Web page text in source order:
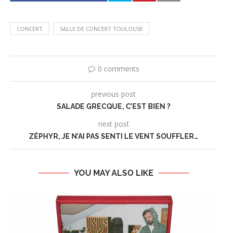
CONCERT SALLE DE CONCERT TOULOUSE
0 comments
previous post
SALADE GRECQUE, C’EST BIEN ?
next post
ZÉPHYR, JE N’AI PAS SENTI LE VENT SOUFFLER…
YOU MAY ALSO LIKE